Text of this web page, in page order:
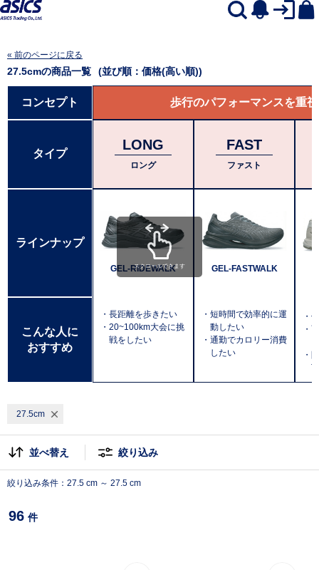
« 前のページに戻る
27.5cmの商品一覧 (並び順：価格(高い順))
コンセプト 歩行のパフォーマンスを重視
タイプ
LONG
ロング
FAST
ファスト
ラインナップ
GEL-RIDEWALK
・長距離を歩きたい
・20~100km大会に挑
戦をしたい
GEL-FASTWALK
・短時間で効率的に運
動したい
・通勤でカロリー消費
したい
・
・
・
こんな人に
おすすめ
スクロールできます
27.5cm
並べ替え 絞り込み
絞り込み条件：27.5 cm ～ 27.5 cm
96